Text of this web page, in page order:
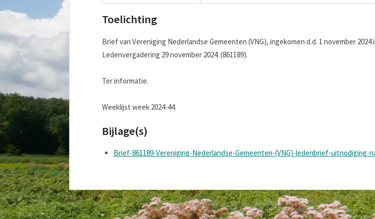
Toelichting
Brief van Vereniging Nederlandse Gemeenten (VNG), ingekomen d.d. 1 november
Ledenvergadering 29 november 2024. (861189).
Ter informatie.
Weeklijst week 2024-44.
Bijlage(s)
Brief-861189-Vereniging-Nederlandse-Gemeenten-(VNG)-ledenbrief-uitnodiging-